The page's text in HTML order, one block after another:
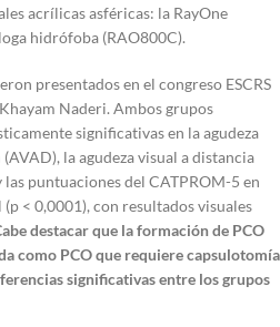
acrílicas asféricas: la RayOne
hidrófoba (RAO800C).
presentados en el congreso ESCRS
Naderi. Ambos grupos
significativas en la agudeza
la agudeza visual a distancia
puntuaciones del CATPROM-5 en
< 0,0001), con resultados visuales
destacar que la formación de PCO
como PCO que requiere capsulotomía
significativas entre los grupos